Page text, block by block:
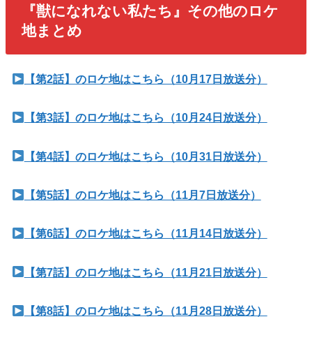
『獣になれない私たち』その他のロケ
地まとめ
【第2話】のロケ地はこちら（10月17日放送分）
【第3話】のロケ地はこちら（10月24日放送分）
【第4話】のロケ地はこちら（10月31日放送分）
【第5話】のロケ地はこちら（11月7日放送分）
【第6話】のロケ地はこちら（11月14日放送分）
【第7話】のロケ地はこちら（11月21日放送分）
【第8話】のロケ地はこちら（11月28日放送分）